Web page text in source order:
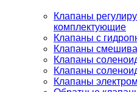
Клапаны
комплектующие
Клапаны с
Клапаны
Клапаны
Клапаны
Клапаны